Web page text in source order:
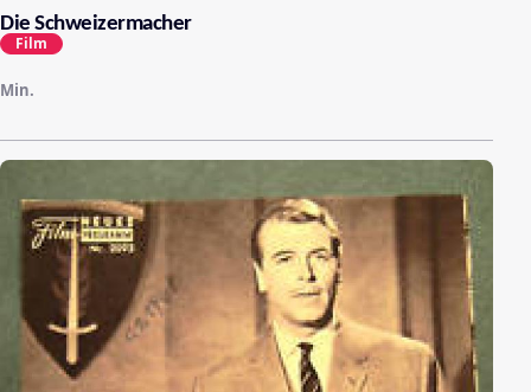
Die Schweizermacher
Min.
Film